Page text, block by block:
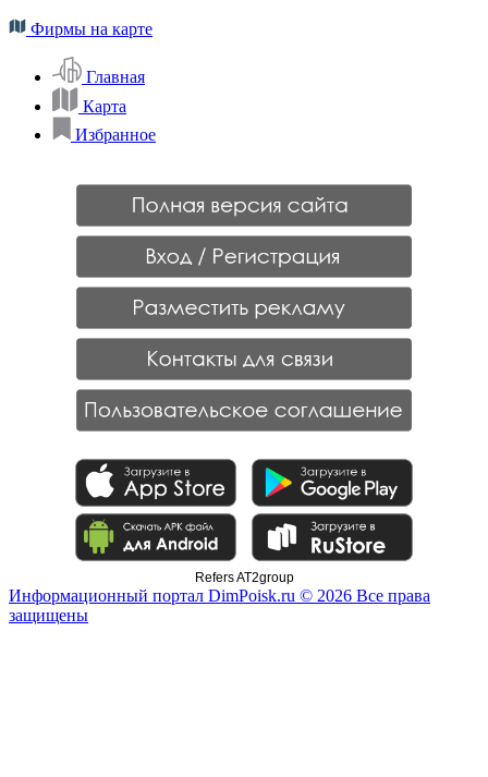
Фирмы на карте
Главная
Карта
Избранное
Refers AT2group
Информационный портал DimPoisk.ru © 2026 Все права
защищены